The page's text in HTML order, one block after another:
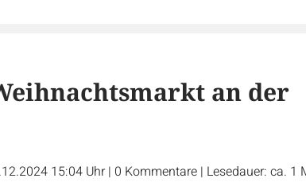
an der
15:04 Uhr | 0 Kommentare | Lesedauer: ca. 1